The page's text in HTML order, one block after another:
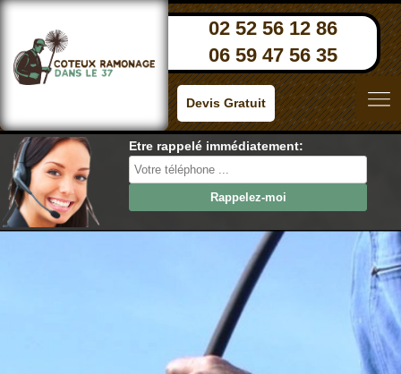
02 52 56 12 86
06 59 47 56 35
Devis Gratuit
Etre rappelé immédiatement: